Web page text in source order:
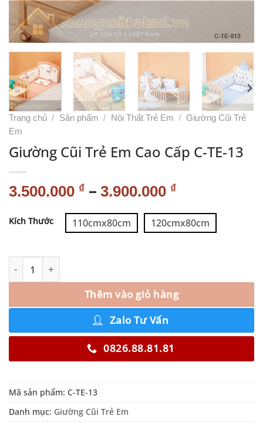
Trang chủ / Sản phẩm / Nội Thất Trẻ Em / Giường Cũi Trẻ
Em
Giường Cũi Trẻ Em Cao Cấp C-TE-13
3.500.000 ₫ – 3.900.000 ₫
Kích Thước 110cmx80cm 120cmx80cm
Thêm vào giỏ hàng
Alternative:
Zalo Tư Vấn
0826.88.81.81
Mã sản phẩm: C-TE-13
Danh mục: Giường Cũi Trẻ Em